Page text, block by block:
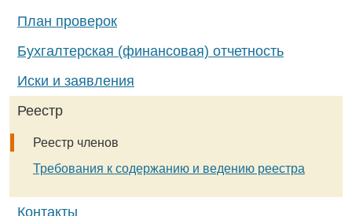
План проверок
Бухгалтерская (финансовая) отчетность
Иски и заявления
Реестр
Реестр членов
Требования к содержанию и ведению реестра
Контакты